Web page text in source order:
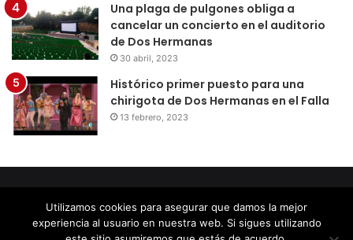
Una plaga de pulgones obliga a
cancelar un concierto en el auditorio
de Dos Hermanas
30 abril, 2023
Histórico primer puesto para una
chirigota de Dos Hermanas en el Falla
13 febrero, 2023
por Doctores Web
Utilizamos cookies para asegurar que damos la mejor
experiencia al usuario en nuestra web. Si sigues utilizando